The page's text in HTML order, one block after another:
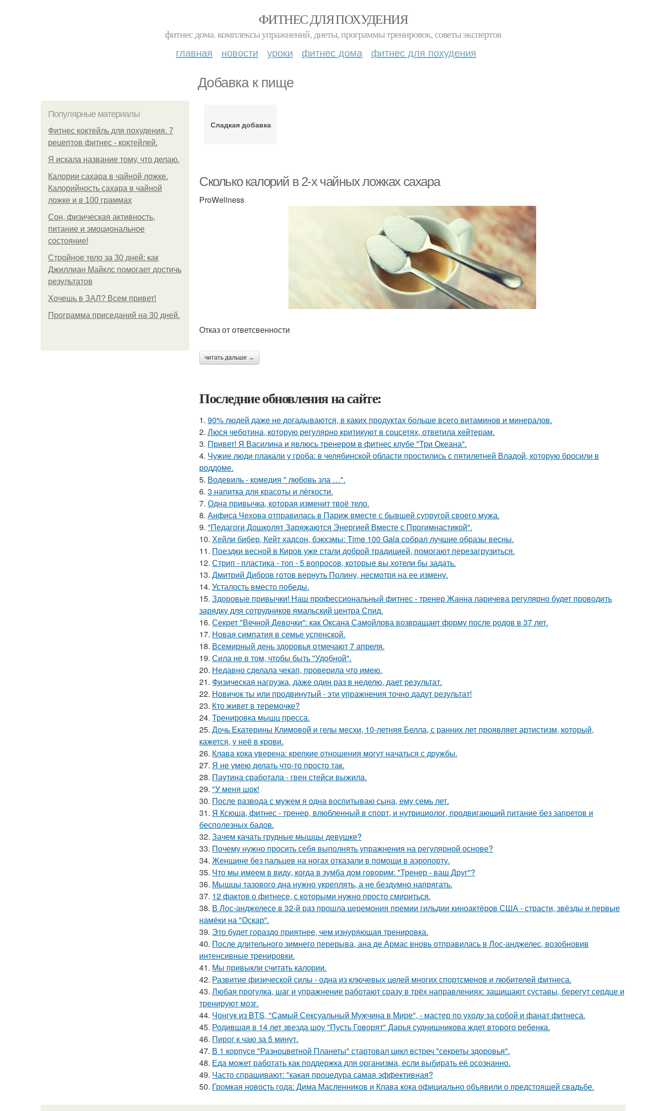
ФИТНЕС ДЛЯ ПОХУДЕНИЯ
фитнес дома. комплексы упражнений, диеты, программы тренировок, советы экспертов
главная новости уроки фитнес дома фитнес для похудения
Добавка к пище
Популярные материалы
Фитнес коктейль для похудения. 7
рецептов фитнес - коктейлей.
Я искала название тому, что делаю.
Калории сахара в чайной ложке.
Калорийность сахара в чайной
ложке и в 100 граммах
Сон, физическая активность,
питание и эмоциональное
состояние!
Стройное тело за 30 дней: как
Джиллиан Майклс помогает достичь
результатов
Хочешь в ЗАЛ? Всем привет!
Программа приседаний на 30 дней.
Сладкая добавка
Сколько калорий в 2-х чайных ложках сахара
ProWellness
Отказ от ответсвенности
читать дальше →
Последние обновления на сайте:
1. 90% людей даже не догадываются, в каких продуктах больше всего витаминов и минералов.
2. Люся чеботина, которую регулярно критикуют в соцсетях, ответила хейтерам.
3. Привет! Я Василина и явлюсь тренером в фитнес клубе "Три Океана".
4. Чужие люди плакали у гроба: в челябинской области простились с пятилетней Владой, которую бросили в
роддоме.
5. Водевиль - комедия " любовь зла …".
6. 3 напитка для красоты и лёгкости.
7. Одна привычка, которая изменит твоё тело.
8. Анфиса Чехова отправилась в Париж вместе с бывшей супругой своего мужа.
9. "Педагоги Дошколят Заряжаются Энергией Вместе с Прогимнастикой".
10. Хейли бибер, Кейт хадсон, бэкхэмы: Time 100 Gala собрал лучшие образы весны.
11. Поездки весной в Киров уже стали доброй традицией, помогают перезагрузиться.
12. Стрип - пластика - топ - 5 вопросов, которые вы хотели бы задать.
13. Дмитрий Дибров готов вернуть Полину, несмотря на ее измену.
14. Усталость вместо победы.
15. Здоровые привычки! Наш профессиональный фитнес - тренер Жанна ларичева регулярно будет проводить
зарядку для сотрудников ямальский центра Спид.
16. Секрет "Вечной Девочки": как Оксана Самойлова возвращает форму после родов в 37 лет.
17. Новая симпатия в семье успенской.
18. Всемирный день здоровья отмечают 7 апреля.
19. Сила не в том, чтобы быть "Удобной".
20. Недавно сделала чекап, проверила что имею.
21. Физическая нагрузка, даже один раз в неделю, дает результат.
22. Новичок ты или продвинутый - эти упражнения точно дадут результат!
23. Кто живет в теремочке?
24. Тренировка мышц пресса.
25. Дочь Екатерины Климовой и гелы месхи, 10-летняя Белла, с ранних лет проявляет артистизм, который,
кажется, у неё в крови.
26. Клава кока уверена: крепкие отношения могут начаться с дружбы.
27. Я не умею делать что-то просто так.
28. Паутина сработала - гвен стейси выжила.
29. "У меня шок!
30. После развода с мужем я одна воспитываю сына, ему семь лет.
31. Я Ксюша, фитнес - тренер, влюбленный в спорт, и нутрициолог, продвигающий питание без запретов и
бесполезных бадов.
32. Зачем качать грудные мышцы девушке?
33. Почему нужно просить себя выполнять упражнения на регулярной основе?
34. Женщине без пальцев на ногах отказали в помощи в аэропорту.
35. Что мы имеем в виду, когда в зумба дом говорим: "Тренер - ваш Друг"?
36. Мышцы тазового дна нужно укреплять, а не бездумно напрягать.
37. 12 фактов о фитнесе, с которыми нужно просто смириться.
38. В Лос-анджелесе в 32-й раз прошла церемония премии гильдии киноактёров США - страсти, звёзды и первые
намёки на "Оскар".
39. Это будет гораздо приятнее, чем изнуряющая тренировка.
40. После длительного зимнего перерыва, ана де Армас вновь отправилась в Лос-анджелес, возобновив
интенсивные тренировки.
41. Мы привыкли считать калории.
42. Развитие физической силы - одна из ключевых целей многих спортсменов и любителей фитнеса.
43. Любая прогулка, шаг и упражнение работают сразу в трёх направлениях: защищают суставы, берегут сердце и
тренируют мозг.
44. Чонгук из BTS, "Самый Сексуальный Мужчина в Мире", - мастер по уходу за собой и фанат фитнеса.
45. Родившая в 14 лет звезда шоу "Пусть Говорят" Дарья суднишникова ждет второго ребенка.
46. Пирог к чаю за 5 минут.
47. В 1 корпусе "Разноцветной Планеты" стартовал цикл встреч "секреты здоровья".
48. Еда может работать как поддержка для организма, если выбирать её осознанно.
49. Часто спрашивают: "какая процедура самая эффективная?
50. Громкая новость года: Дима Масленников и Клава кока официально объявили о предстоящей свадьбе.